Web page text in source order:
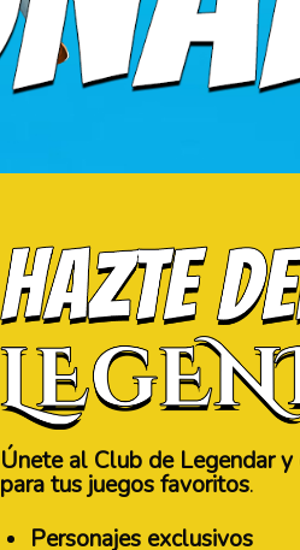
Únete al Club de Legendar
para tus juegos favoritos.
Personajes exclusivos